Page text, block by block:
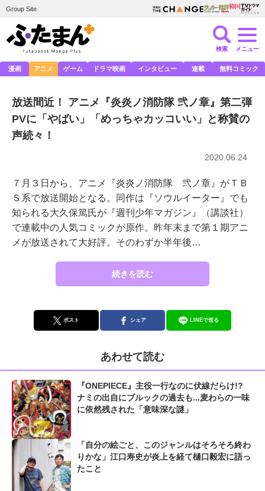
Group Site
検索 メニュー
漫画 アニメ ゲーム ドラマ映画 インタビュー 連載 無料コミック
放送間近！ アニメ『炎炎ノ消防隊 弐ノ章』第二弾
PVに「やばい」「めっちゃカッコいい」と称賛の
声続々！
2020.06.24
７月３日から、アニメ『炎炎ノ消防隊 弐ノ章』がＴＢ
Ｓ系で放送開始となる。同作は『ソウルイーター』でも
知られる大久保篤氏が『週刊少年マガジン』（講談社）
で連載中の人気コミックが原作。昨年末まで第１期アニ
メが放送されて大好評。そのわずか半年後…
続きを読む
ポスト シェア LINEで送る
あわせて読む
『ONEPIECE』主役一行なのに伏線だらけ!?
ナミの出自にブルックの過去も...麦わらの一味
に依然残された「意味深な謎」
「自分の絵ごと、このジャンルはそろそろ終わ
りかな」江口寿史が炎上を経て樋口毅宏に語っ
たこと